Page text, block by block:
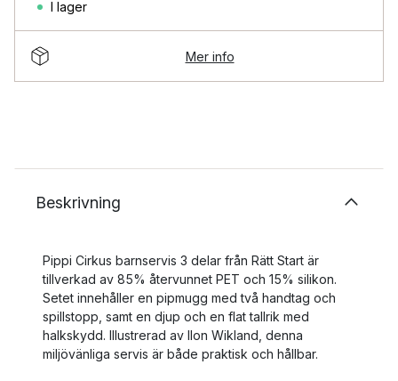
I lager
Mer info
Beskrivning
Pippi Cirkus barnservis 3 delar från Rätt Start är
tillverkad av 85% återvunnet PET och 15% silikon.
Setet innehåller en pipmugg med två handtag och
spillstopp, samt en djup och en flat tallrik med
halkskydd. Illustrerad av Ilon Wikland, denna
miljövänliga servis är både praktisk och hållbar.